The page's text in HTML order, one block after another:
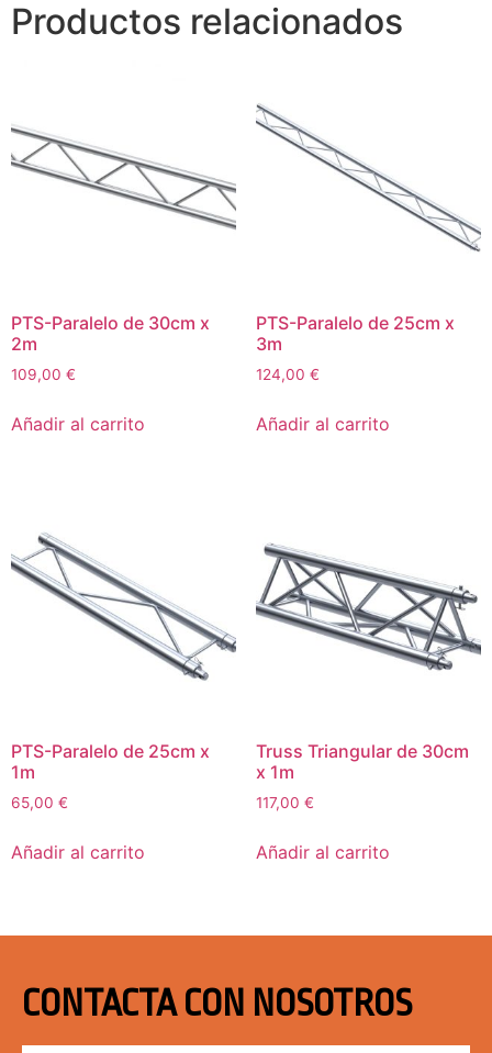
Productos relacionados
PTS-Paralelo de 30cm x
2m
109,00 €
Añadir al carrito
PTS-Paralelo de 25cm x
3m
124,00 €
Añadir al carrito
PTS-Paralelo de 25cm x
1m
65,00 €
Añadir al carrito
Truss Triangular de 30cm
x 1m
117,00 €
Añadir al carrito
CONTACTA CON NOSOTROS